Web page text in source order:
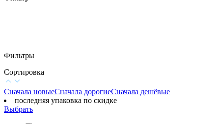
Фильтры
Сортировка
Сначала новыеСначала дорогиеСначала дешёвые
последняя упаковка по скидке
Выбрать